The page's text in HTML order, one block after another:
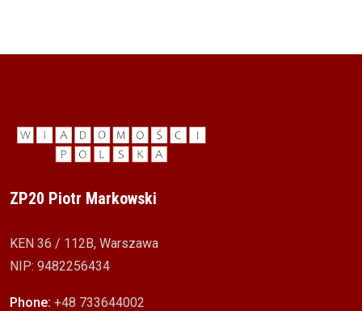
ZP20 Piotr Markowski
KEN 36 / 112B, Warszawa
NIP: 9482256434
Phone: +48 733644002